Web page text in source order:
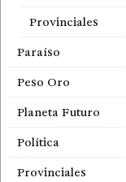
Provinciales
Paraíso
Peso Oro
Planeta Futuro
Política
Provinciales